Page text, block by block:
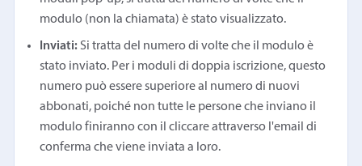
modulo (non la chiamata) è stato visualizzato.
Inviati: Si tratta del numero di volte che il modulo è
stato inviato. Per i moduli di doppia iscrizione, questo
numero può essere superiore al numero di nuovi
abbonati, poiché non tutte le persone che inviano il
modulo finiranno con il cliccare attraverso l'email di
conferma che viene inviata a loro.